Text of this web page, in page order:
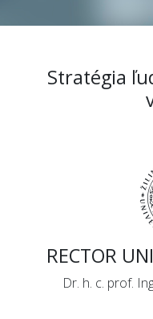
Stratégia
RECTOR
Dr. h. c. prof.